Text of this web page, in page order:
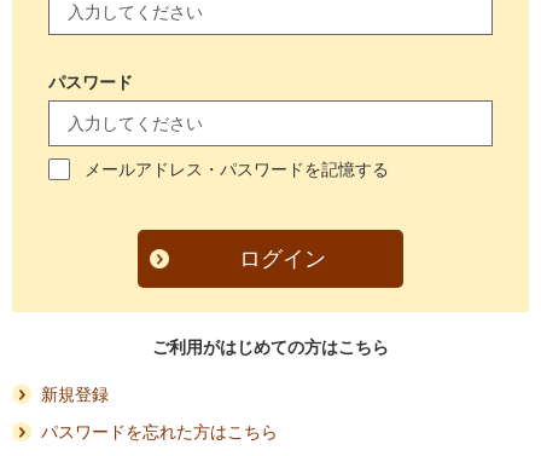
パスワード
メールアドレス・パスワードを記憶する
ログイン
ご利用がはじめての方はこちら
新規登録
パスワードを忘れた方はこちら